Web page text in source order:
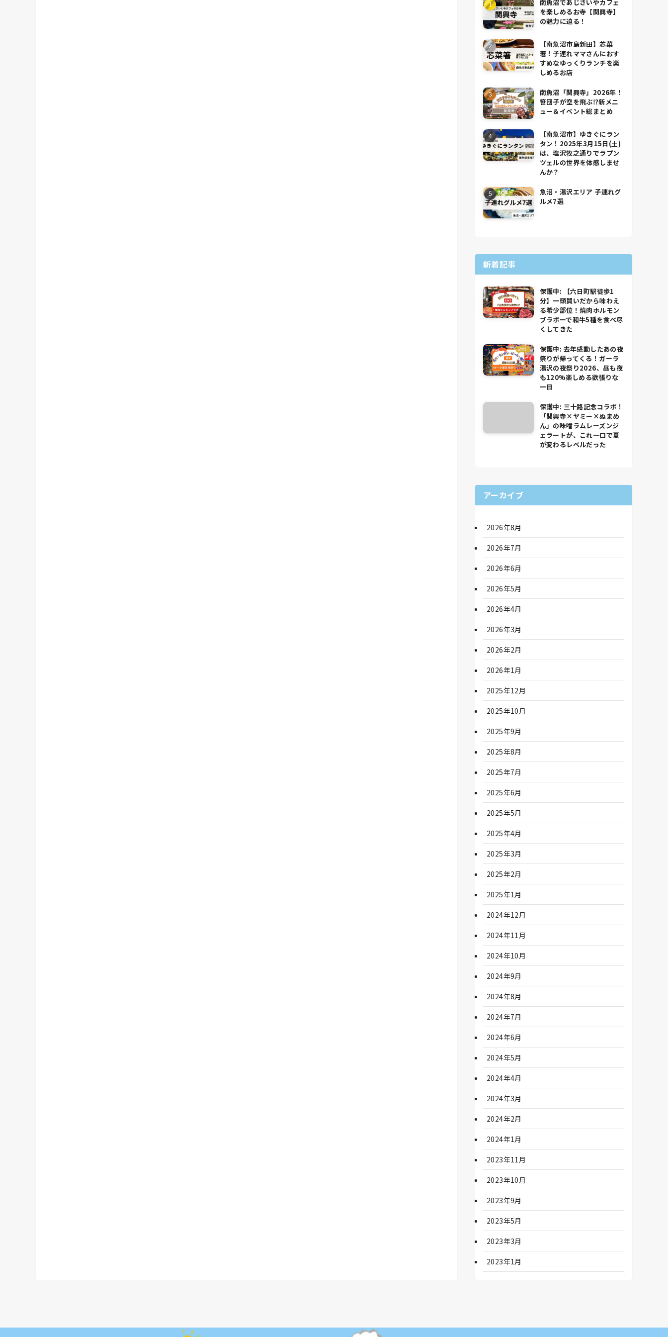
南魚沼であじさいやカフェ
を楽しめるお寺【関興寺】
の魅力に迫る！
【南魚沼市島新田】芯菜
箸！子連れママさんにおす
すめなゆっくりランチを楽
しめるお店
南魚沼「関興寺」2026年！
笹団子が空を飛ぶ⁉新メニ
ュー＆イベント総まとめ
【南魚沼市】ゆきぐにラン
タン！2025年3月15日(土)
は、塩沢牧之通りでラプン
ツェルの世界を体感しませ
んか？
魚沼・湯沢エリア 子連れグ
ルメ7選
新着記事
保護中: 【六日町駅徒歩1
分】一頭買いだから味わえ
る希少部位！焼肉ホルモン
ブラボーで和牛5種を食べ尽
くしてきた
保護中: 去年感動したあの夜
祭りが帰ってくる！ガーラ
湯沢の夜祭り2026、昼も夜
も120%楽しめる欲張りな
一日
保護中: 三十路記念コラボ！
「関興寺×ヤミー×ぬまめ
ん」の味噌ラムレーズンジ
ェラートが、これ一口で夏
が変わるレベルだった
アーカイブ
2026年8月
2026年7月
2026年6月
2026年5月
2026年4月
2026年3月
2026年2月
2026年1月
2025年12月
2025年10月
2025年9月
2025年8月
2025年7月
2025年6月
2025年5月
2025年4月
2025年3月
2025年2月
2025年1月
2024年12月
2024年11月
2024年10月
2024年9月
2024年8月
2024年7月
2024年6月
2024年5月
2024年4月
2024年3月
2024年2月
2024年1月
2023年11月
2023年10月
2023年9月
2023年5月
2023年3月
2023年1月